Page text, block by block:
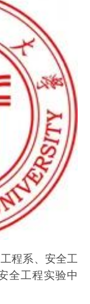
程系、安全工
全工程实验中